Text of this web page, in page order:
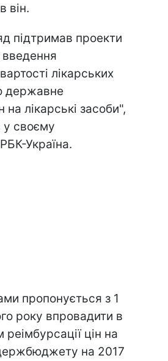
він.
підтримав проекти
лікарських
державне
на лікарські засоби",
у своєму
Україна.
пропонується з 1
року впровадити в
реімбурсації цін на
на 2017